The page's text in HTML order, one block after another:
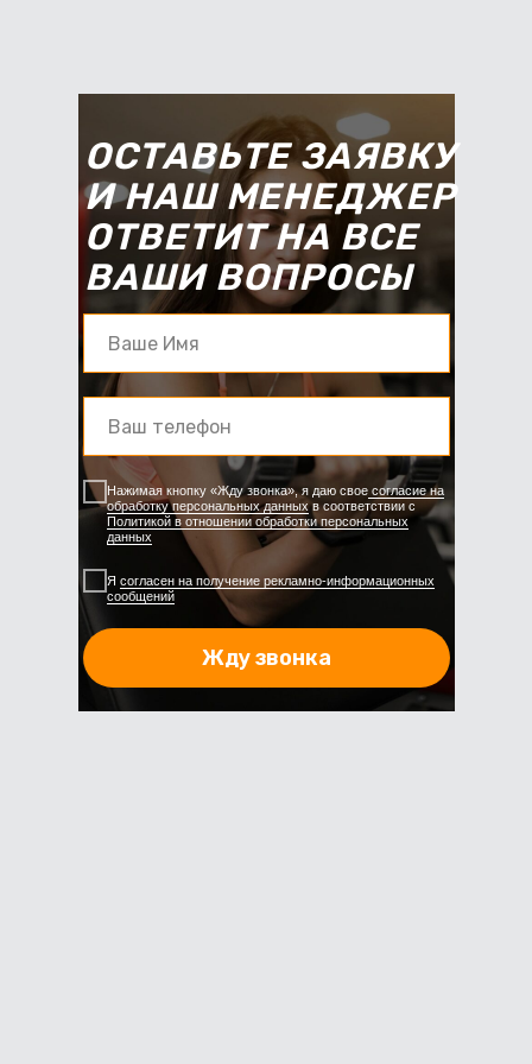
Нажимая кнопку «Жду звонка», я даю свое согласие на
обработку персональных данныхв соответствии с
Политикой в отношении обработки персональных
данных
Я согласен на получение рекламно-информационных
сообщений
Жду звонка
ОСТАВЬТЕ ЗАЯВКУ
И НАШ МЕНЕДЖЕР
ОТВЕТИТ НА ВСЕ
ВАШИ ВОПРОСЫ